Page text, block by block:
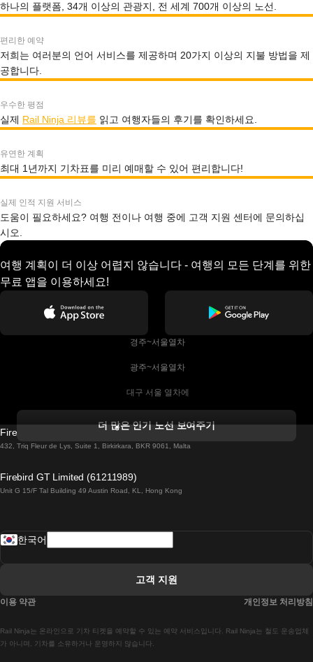
하나의 플랫폼, 34개 이상의 관광지, 전 세계 700개 이상의 노선.
편리한 예약
저희는 여러분의 언어 서비스를 제공하며 20가지 이상의 지불 방법을 제
공합니다.
우수한 평점
실제 Rail Ninja 리뷰를 읽고 여행자들의 후기를 확인하세요.
유연한 계획
최대 1년까지 기차표를 미리 예매할 수 있어 편리합니다!
실제 인적 지원 서비스
도움이 필요하세요? 여행 전이나 여행 중에 고객 지원 센터에 문의하십
시오.
여행 계획이 더 이상 어렵지 않습니다 - 여행의 모든 단계를 위한
무료 앱을 이용하세요!
경주~서울열차
광주~서울열차
대구 서울 열차에
더블린에서 골웨이 열차
로마에서 나폴리 열차
마드리드-리스본 열차
더 많은 인기 노선 보여주기
Firebird GT Limited (OC 1451)
432, Triq Fleur de Lys, Suite 1, Birkirkara, BKR 9061, Malta
Firebird GT Limited (61211989)
Unit G 15/F Tal Building 49 Austin Road, KL, Hong Kong
Rail Ninja는 온라인으로 기차 티켓을 예약할 수 있는 예약 서비스입니다. Rail Ninja는 철도 운송업체
가 아니며, 기차를 소유하거나 운영하지 않습니다.
한국어
고객 지원
이용 약관 개인정보 처리방침